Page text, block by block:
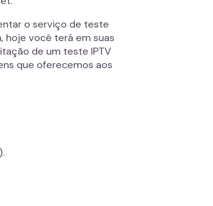
o serviço de teste
hoje você terá em suas
de um teste IPTV
que oferecemos aos